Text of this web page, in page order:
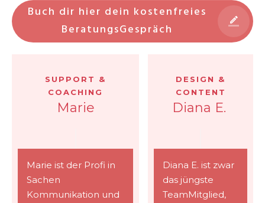
Buch dir hier dein kostenfreies
BeratungsGespräch
SUPPORT &
COACHING
Marie
Marie ist der Profi in
Sachen
Kommunikation und
DESIGN &
CONTENT
Diana E.
Diana E. ist zwar
das jüngste
TeamMitglied,